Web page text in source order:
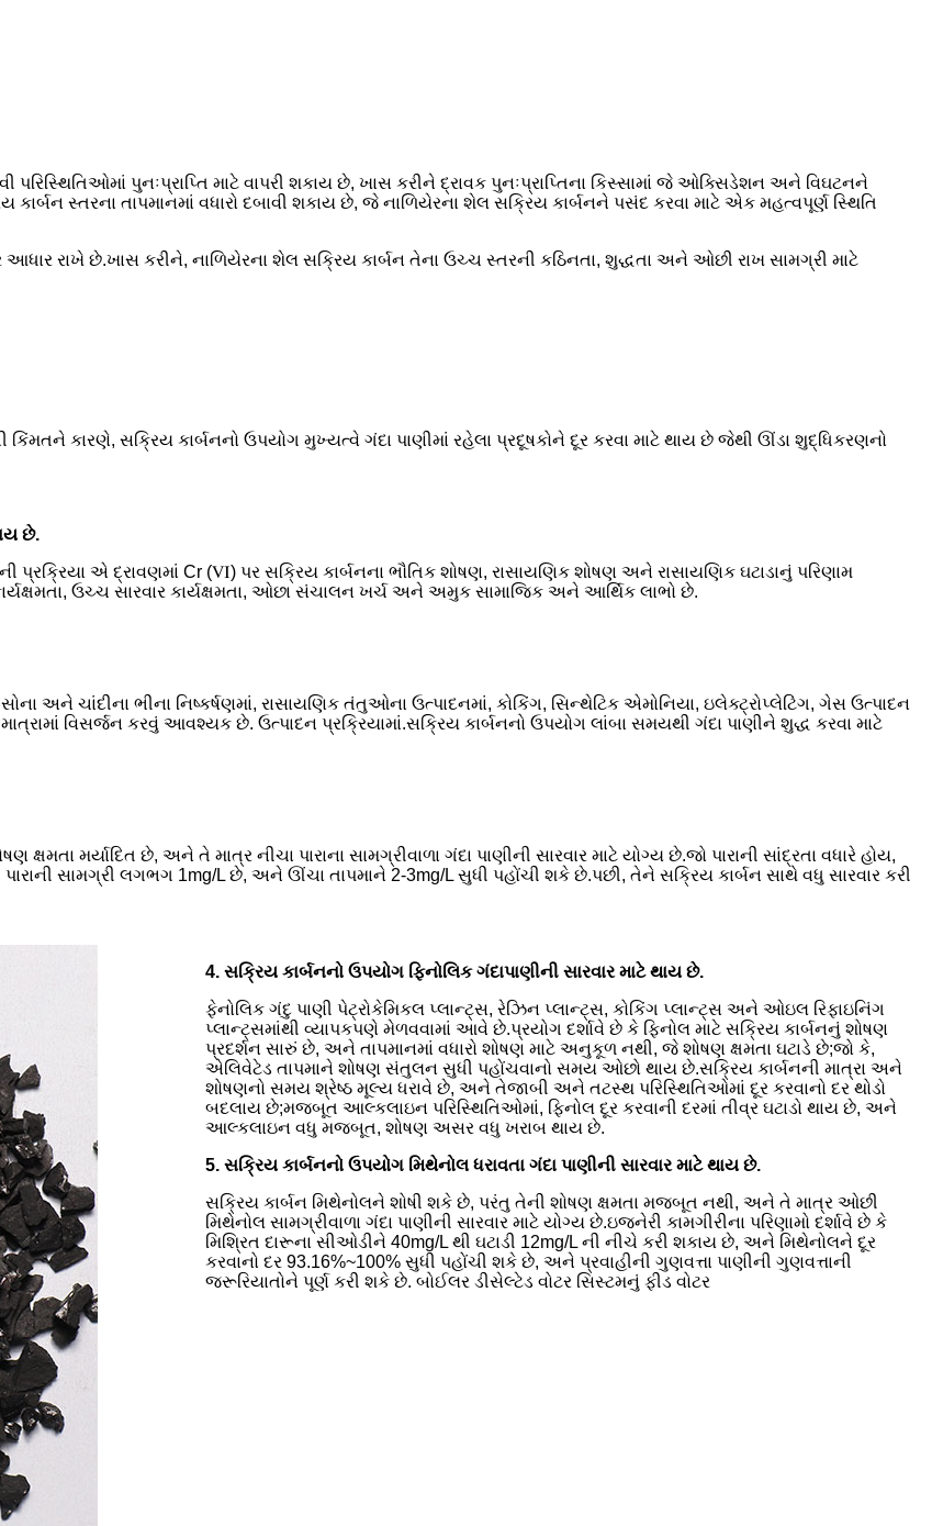
પરિસ્થિતિઓમાં પુનઃપ્રાપ્તિ માટે વાપરી શકાય છે, ખાસ કરીને દ્રાવક પુનઃપ્રાપ્તિના કિસ્સામાં જે ઓક્સિડેશન અને વિઘટનને
સ્તરના તાપમાનમાં વધારો દબાવી શકાય છે, જે નાળિયેરના શેલ સક્રિય કાર્બનને પસંદ કરવા માટે એક મહત્વપૂર્ણ સ્થિતિ
રાખે છે.ખાસ કરીને, નાળિયેરના શેલ સક્રિય કાર્બન તેના ઉચ્ચ સ્તરની કઠિનતા, શુદ્ધતા અને ઓછી રાખ સામગ્રી માટે
કારણે, સક્રિય કાર્બનનો ઉપયોગ મુખ્યત્વે ગંદા પાણીમાં રહેલા પ્રદૂષકોને દૂર કરવા માટે થાય છે જેથી ઊંડા શુદ્ધિકરણનો
છે.
પ્રક્રિયા એ દ્રાવણમાં Cr (Ⅵ) પર સક્રિય કાર્બનના ભૌતિક શોષણ, રાસાયણિક શોષણ અને રાસાયણિક ઘટાડાનું પરિણામ
ઉચ્ચ સારવાર કાર્યક્ષમતા, ઓછા સંચાલન ખર્ચ અને અમુક સામાજિક અને આર્થિક લાભો છે.
અને ચાંદીના ભીના નિષ્કર્ષણમાં, રાસાયણિક તંતુઓના ઉત્પાદનમાં, કોકિંગ, સિન્થેટિક એમોનિયા, ઇલેક્ટ્રોપ્લેટિંગ, ગેસ ઉત્પાદન
વિસર્જન કરવું આવશ્યક છે. ઉત્પાદન પ્રક્રિયામાં.સક્રિય કાર્બનનો ઉપયોગ લાંબા સમયથી ગંદા પાણીને શુદ્ધ કરવા માટે
મર્યાદિત છે, અને તે માત્ર નીચા પારાના સામગ્રીવાળા ગંદા પાણીની સારવાર માટે યોગ્ય છે.જો પારાની સાંદ્રતા વધારે હોય,
પારાની સામગ્રી લગભગ 1mg/L છે, અને ઊંચા તાપમાને 2-3mg/L સુધી પહોંચી શકે છે.પછી, તેને સક્રિય કાર્બન સાથે વધુ સારવાર કરી
4. સક્રિય કાર્બનનો ઉપયોગ ફિનોલિક ગંદાપાણીની સારવાર માટે થાય છે.
ફેનોલિક ગંદુ પાણી પેટ્રોકેમિકલ પ્લાન્ટ્સ, રેઝિન પ્લાન્ટ્સ, કોકિંગ પ્લાન્ટ્સ અને ઓઇલ રિફાઇનિંગ
પ્લાન્ટ્સમાંથી વ્યાપકપણે મેળવવામાં આવે છે.પ્રયોગ દર્શાવે છે કે ફિનોલ માટે સક્રિય કાર્બનનું શોષણ
પ્રદર્શન સારું છે, અને તાપમાનમાં વધારો શોષણ માટે અનુકૂળ નથી, જે શોષણ ક્ષમતા ઘટાડે છે;જો કે,
એલિવેટેડ તાપમાને શોષણ સંતુલન સુધી પહોંચવાનો સમય ઓછો થાય છે.સક્રિય કાર્બનની માત્રા અને
શોષણનો સમય શ્રેષ્ઠ મૂલ્ય ધરાવે છે, અને તેજાબી અને તટસ્થ પરિસ્થિતિઓમાં દૂર કરવાનો દર થોડો
બદલાય છે;મજબૂત આલ્કલાઇન પરિસ્થિતિઓમાં, ફિનોલ દૂર કરવાની દરમાં તીવ્ર ઘટાડો થાય છે, અને
આલ્કલાઇન વધુ મજબૂત, શોષણ અસર વધુ ખરાબ થાય છે.
5. સક્રિય કાર્બનનો ઉપયોગ મિથેનોલ ધરાવતા ગંદા પાણીની સારવાર માટે થાય છે.
સક્રિય કાર્બન મિથેનોલને શોષી શકે છે, પરંતુ તેની શોષણ ક્ષમતા મજબૂત નથી, અને તે માત્ર ઓછી
મિથેનોલ સામગ્રીવાળા ગંદા પાણીની સારવાર માટે યોગ્ય છે.ઇજનેરી કામગીરીના પરિણામો દર્શાવે છે કે
મિશ્રિત દારૂના સીઓડીને 40mg/L થી ઘટાડી 12mg/L ની નીચે કરી શકાય છે, અને મિથેનોલને દૂર
કરવાનો દર 93.16%~100% સુધી પહોંચી શકે છે, અને પ્રવાહીની ગુણવત્તા પાણીની ગુણવત્તાની
જરૂરિયાતોને પૂર્ણ કરી શકે છે. બોઈલર ડીસેલ્ટેડ વોટર સિસ્ટમનું ફીડ વોટર